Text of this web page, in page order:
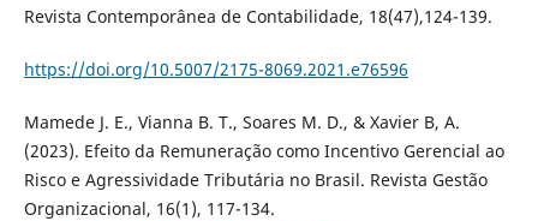
Revista Contemporânea de Contabilidade, 18(47),124-139.
https://doi.org/10.5007/2175-8069.2021.e76596
Mamede J. E., Vianna B. T., Soares M. D., & Xavier B, A.
(2023). Efeito da Remuneração como Incentivo Gerencial ao
Risco e Agressividade Tributária no Brasil. Revista Gestão
Organizacional, 16(1), 117-134.